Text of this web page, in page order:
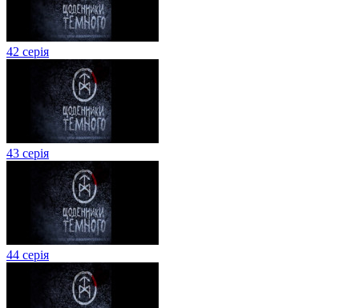
42 серія
43 серія
44 серія